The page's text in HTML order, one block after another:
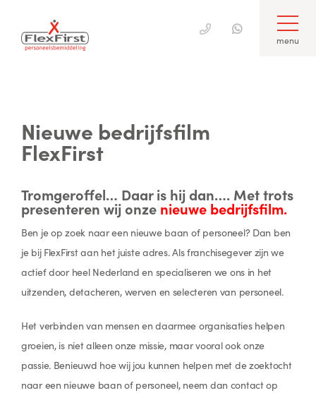
menu
Nieuwe bedrijfsfilm
FlexFirst
Tromgeroffel… Daar is hij dan…. Met trots
presenteren wij onze nieuwe bedrijfsfilm.
Ben je op zoek naar een nieuwe baan of personeel? Dan ben
je bij FlexFirst aan het juiste adres. Als franchisegever zijn we
actief door heel Nederland en specialiseren we ons in het
uitzenden, detacheren, werven en selecteren van personeel.
Het verbinden van mensen en daarmee organisaties helpen
groeien, is niet alleen onze missie, maar vooral ook onze
passie. Benieuwd hoe wij jou kunnen helpen met de zoektocht
naar een nieuwe baan of personeel, neem dan contact op